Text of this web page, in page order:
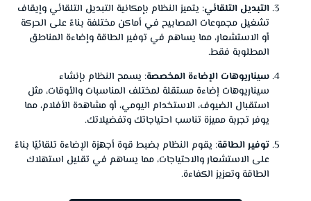
التبديل التلقائي: يتميز النظام بإمكانية التبديل التلقائي وإيقاف
تشغيل مجموعات المصابيح في أماكن مختلفة بناءً على الحركة
أو الاستشعار، مما يساهم في توفير الطاقة وإضاءة المناطق
المطلوبة فقط.
سيناريوهات الإضاءة المخصصة: يسمح النظام بإنشاء
سيناريوهات إضاءة مستقلة لمختلف المناسبات والأوقات، مثل
استقبال الضيوف، الاستخدام اليومي، أو مشاهدة الأفلام، مما
يوفر تجربة مميزة تناسب احتياجاتك وتفضيلاتك.
توفير الطاقة: يقوم النظام بضبط قوة أجهزة الإضاءة تلقائيًا بناءً
على الاستشعار والاحتياجات، مما يساهم في تقليل استهلاك
الطاقة وتعزيز الكفاءة.